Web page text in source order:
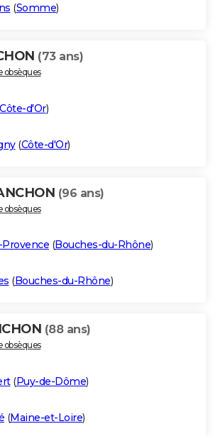
(Somme)
(73 ans)
obsèques
Côte-d'Or)
(Côte-d'Or)
(96 ans)
obsèques
(Bouches-du-Rhône)
(Bouches-du-Rhône)
(88 ans)
obsèques
(Puy-de-Dôme)
(Maine-et-Loire)